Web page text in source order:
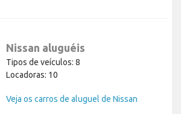
Nissan aluguéis
Tipos de veículos: 8
Locadoras: 10
Veja os carros de aluguel de Nissan